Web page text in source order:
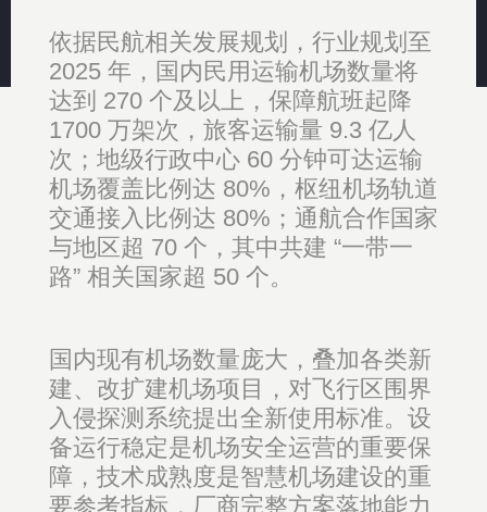
依据民航相关发展规划，行业规划至
2025 年，国内民用运输机场数量将
达到 270 个及以上，保障航班起降
1700 万架次，旅客运输量 9.3 亿人
次；地级行政中心 60 分钟可达运输
机场覆盖比例达 80%，枢纽机场轨道
交通接入比例达 80%；通航合作国家
与地区超 70 个，其中共建 “一带一
路” 相关国家超 50 个。
国内现有机场数量庞大，叠加各类新
建、改扩建机场项目，对飞行区围界
入侵探测系统提出全新使用标准。设
备运行稳定是机场安全运营的重要保
障，技术成熟度是智慧机场建设的重
要参考指标，厂商完整方案落地能力